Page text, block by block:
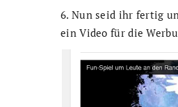
6. Nun seid ihr fertig
ein Video für die